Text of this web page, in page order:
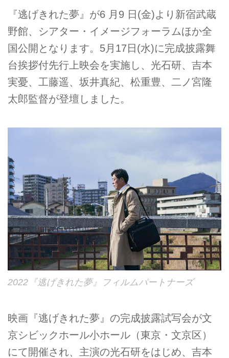
『逃げきれた夢』が6 月9 日(金)より新宿武蔵
野館、シアター・イメージフォーラムほか全
国公開となります。5月17日(水)に完成披露舞
台挨拶付先行上映会を実施し、光石研、吉本
実憂、工藤遥、坂井真紀、松重豊、二ノ宮隆
太郎監督が登壇しました。
2022『逃げきれた夢』フィルムパートナーズ
映画『逃げきれた夢』の完成披露試写会が文
京シビックホール小ホール（東京・文京区）
にて開催され、主演の光石研をはじめ、吉本